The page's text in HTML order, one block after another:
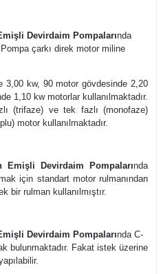
Devirdaim Pompalarında
çarkı direk motor miline
3,00 kw, 90 motor gövdesinde 2,20
1,10 kw motorlar kullanılmaktadır.
(trifaze) ve tek fazlı (monofaze)
motor kullanılmaktadır.
Emişli Devirdaim Pompalarında
için standart motor rulmanından
bir rulman kullanılmıştır.
Devirdaim Pompalarında C-
bulunmaktadır. Fakat istek üzerine